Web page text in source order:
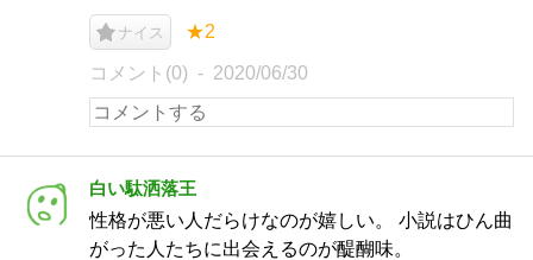
ナイス ★2
コメント(0) 2020/06/30
白い駄洒落王
性格が悪い人だらけなのが嬉しい。 小説はひん曲
がった人たちに出会えるのが醍醐味。